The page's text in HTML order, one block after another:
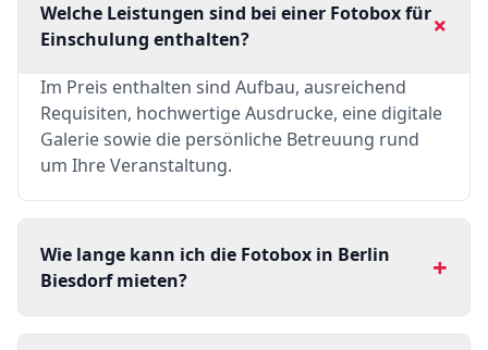
Welche Leistungen sind bei einer Fotobox für
Einschulung enthalten?
+
Im Preis enthalten sind Aufbau, ausreichend
Requisiten, hochwertige Ausdrucke, eine digitale
Galerie sowie die persönliche Betreuung rund
um Ihre Veranstaltung.
Wie lange kann ich die Fotobox in Berlin
Biesdorf mieten?
+